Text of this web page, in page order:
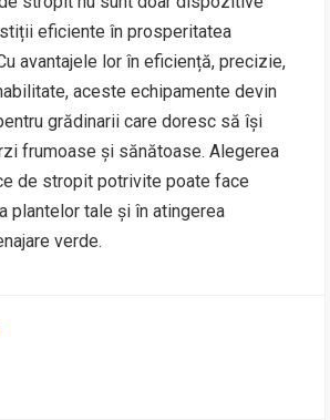
eficiente în prosperitatea
avantajele lor în eficiență, precizie,
aceste echipamente devin
grădinarii care doresc să își
frumoase și sănătoase. Alegerea
de stropit potrivite poate face
plantelor tale și în atingerea
verde.